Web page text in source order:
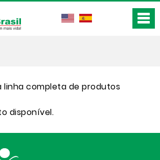
linha completa de produtos
disponível.